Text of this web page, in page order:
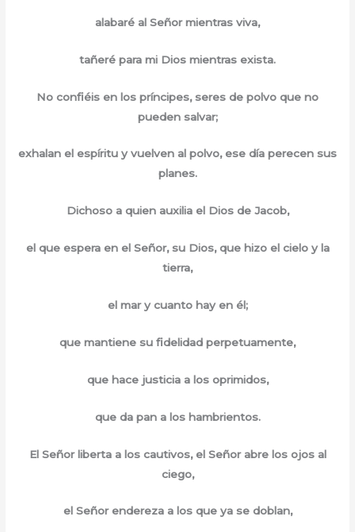
alabaré al Señor mientras viva,
tañeré para mi Dios mientras exista.
No confiéis en los príncipes, seres de polvo que no
pueden salvar;
exhalan el espíritu y vuelven al polvo, ese día perecen sus
planes.
Dichoso a quien auxilia el Dios de Jacob,
el que espera en el Señor, su Dios, que hizo el cielo y la
tierra,
el mar y cuanto hay en él;
que mantiene su fidelidad perpetuamente,
que hace justicia a los oprimidos,
que da pan a los hambrientos.
El Señor liberta a los cautivos, el Señor abre los ojos al
ciego,
el Señor endereza a los que ya se doblan,